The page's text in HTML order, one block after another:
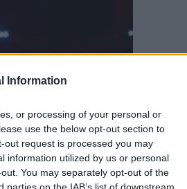
Information
or processing of your personal or
use the below opt-out section to
request is processed you may
information utilized by us or personal
You may separately opt-out of the